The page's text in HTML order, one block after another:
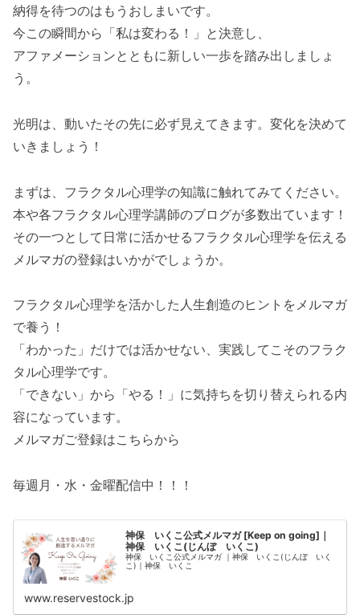
納得を待つのはもうおしまいです。
今この瞬間から「私は変わる！」と決意し、
アファメーションとともに新しい一歩を踏み出しましょ
う。
光明は、動いたその先に必ず見えてきます。変化を決めて
いきましょう！
まずは、フラクタル心理学の知識に触れてみてください。
本や各フラクタル心理学講師のブログが多数出ています！
その一つとして日常に活かせるフラクタル心理学を伝える
メルマガの登録はいかがでしょうか。
フラクタル心理学を活かした人生創造のヒントをメルマガ
で養う！
「わかった」だけでは活かせない、実践してこそのフラク
タル心理学です。
「できない」から「やる！」に気持ちを切り替えられる内
容になっています。
メルマガご登録はこちらから
毎週月・水・金曜配信中！！！
神保 いくこ公式メルマガ [Keep on going]｜
神保 いくこ(じんぼ いくこ)
神保 いくこ公式メルマガ ｜神保 いくこ(じんぼ いく
こ)｜神保 いくこ
www.reservestock.jp